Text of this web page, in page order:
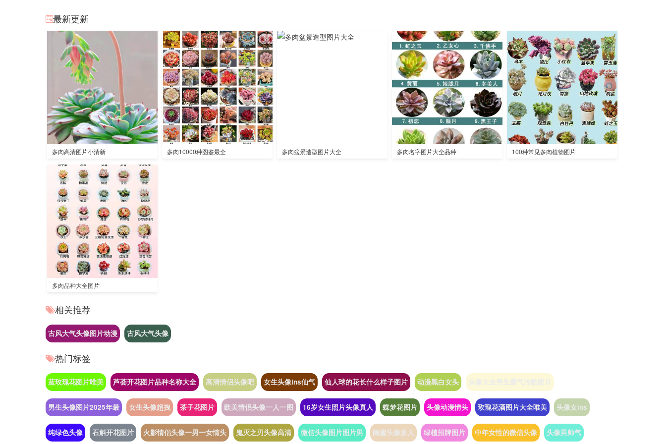
最新更新
多肉高清图片小清新 多肉10000种图鉴最全 多肉盆景造型图片大全 多肉名字图片大全品种 100种常见多肉植物图片
多肉品种大全图片
相关推荐
古风大气头像图片动漫 古风大气头像
热门标签
蓝玫瑰花图片唯美 芦荟开花图片品种名称大全 高清情侣头像吧 女生头像ins仙气 仙人球的花长什么样子图片 动漫黑白女头
男生头像图片2025年最 女生头像超拽 茶子花图片 欧美情侣头像一人一图 16岁女生照片头像真人 蝶梦花图片 头像动漫情头 玫瑰花酒图片大全唯美 头像女ins
纯绿色头像 石斛开花图片 火影情侣头像一男一女情头 鬼灭之刃头像高清 微信头像图片图片男 闺蜜头像多人 绿植招牌图片 中年女性的微信头像 头像男帅气